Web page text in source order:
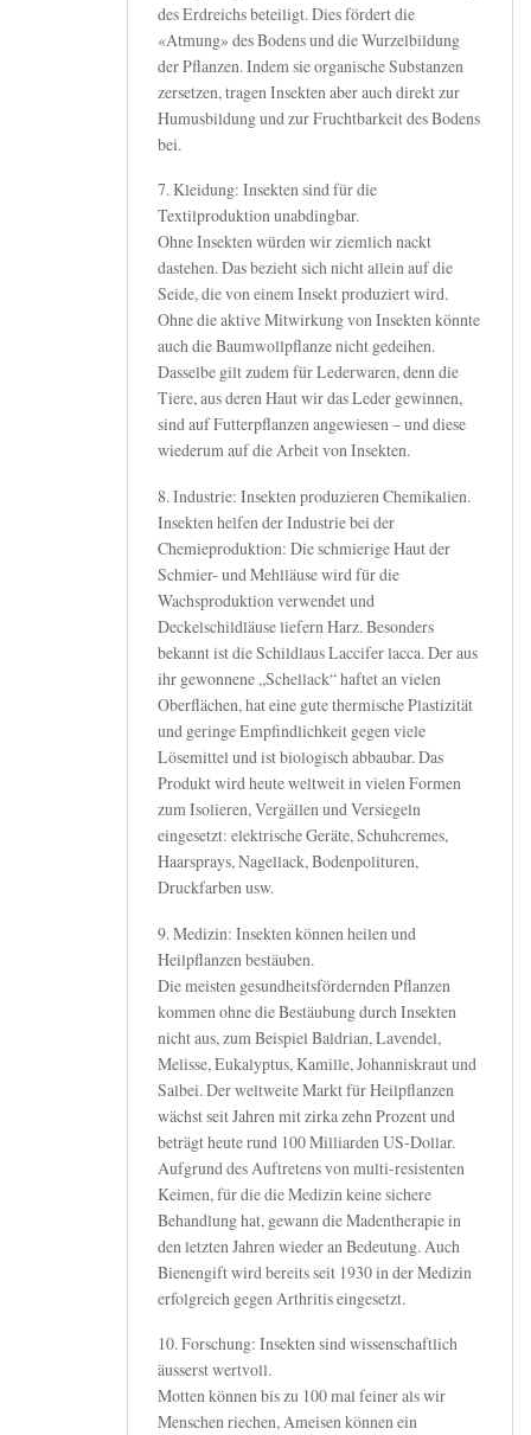
des Erdreichs beteiligt. Dies fördert die
«Atmung» des Bodens und die Wurzelbildung
der Pflanzen. Indem sie organische Substanzen
zersetzen, tragen Insekten aber auch direkt zur
Humusbildung und zur Fruchtbarkeit des Bodens
bei.
7. Kleidung: Insekten sind für die
Textilproduktion unabdingbar.
Ohne Insekten würden wir ziemlich nackt
dastehen. Das bezieht sich nicht allein auf die
Seide, die von einem Insekt produziert wird.
Ohne die aktive Mitwirkung von Insekten könnte
auch die Baumwollpflanze nicht gedeihen.
Dasselbe gilt zudem für Lederwaren, denn die
Tiere, aus deren Haut wir das Leder gewinnen,
sind auf Futterpflanzen angewiesen – und diese
wiederum auf die Arbeit von Insekten.
8. Industrie: Insekten produzieren Chemikalien.
Insekten helfen der Industrie bei der
Chemieproduktion: Die schmierige Haut der
Schmier- und Mehlläuse wird für die
Wachsproduktion verwendet und
Deckelschildläuse liefern Harz. Besonders
bekannt ist die Schildlaus Laccifer lacca. Der aus
ihr gewonnene „Schellack“ haftet an vielen
Oberflächen, hat eine gute thermische Plastizität
und geringe Empfindlichkeit gegen viele
Lösemittel und ist biologisch abbaubar. Das
Produkt wird heute weltweit in vielen Formen
zum Isolieren, Vergällen und Versiegeln
eingesetzt: elektrische Geräte, Schuhcremes,
Haarsprays, Nagellack, Bodenpolituren,
Druckfarben usw.
9. Medizin: Insekten können heilen und
Heilpflanzen bestäuben.
Die meisten gesundheitsfördernden Pflanzen
kommen ohne die Bestäubung durch Insekten
nicht aus, zum Beispiel Baldrian, Lavendel,
Melisse, Eukalyptus, Kamille, Johanniskraut und
Salbei. Der weltweite Markt für Heilpflanzen
wächst seit Jahren mit zirka zehn Prozent und
beträgt heute rund 100 Milliarden US-Dollar.
Aufgrund des Auftretens von multi-resistenten
Keimen, für die die Medizin keine sichere
Behandlung hat, gewann die Madentherapie in
den letzten Jahren wieder an Bedeutung. Auch
Bienengift wird bereits seit 1930 in der Medizin
erfolgreich gegen Arthritis eingesetzt.
10. Forschung: Insekten sind wissenschaftlich
äusserst wertvoll.
Motten können bis zu 100 mal feiner als wir
Menschen riechen, Ameisen können ein